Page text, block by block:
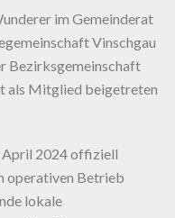
im Gemeinderat
Vinschgau
Bezirksgemeinschaft
als Mitglied beigetreten
April 2024 offiziell
operativen Betrieb
lokale